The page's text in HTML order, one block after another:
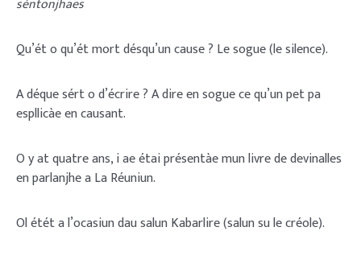
séntonjhaes
Qu’ét o qu’ét mort désqu’un cause ? Le sogue (le silence).
A déque sért o d’écrire ? A dire en sogue ce qu’un pet pa
espllicàe en causant.
O y at quatre ans, i ae étai présentàe mun livre de devinalles
en parlanjhe a La Réuniun.
Ol étét a l’ocasiun dau salun Kabarlire (salun su le créole).